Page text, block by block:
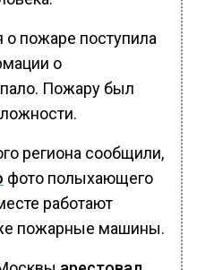
пожаре поступила
о
Пожару был
региона сообщили,
фото полыхающего
работают
пожарные машины.